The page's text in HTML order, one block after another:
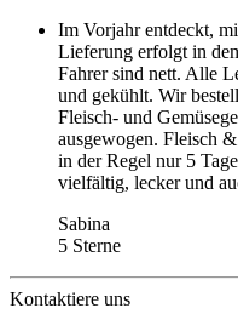
Im Vorjahr entdeckt,
Lieferung erfolgt in
Fahrer sind nett. Alle
und gekühlt. Wir
Fleisch- und
ausgewogen. Fleisch
in der Regel nur 5
vielfältig, lecker und
Sabina
5 Sterne
Kontaktiere uns